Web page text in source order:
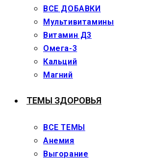
ВСЕ ДОБАВКИ
Мультивитамины
Витамин Д3
Омега-3
Кальций
Магний
ТЕМЫ ЗДОРОВЬЯ
ВСЕ ТЕМЫ
Анемия
Выгорание